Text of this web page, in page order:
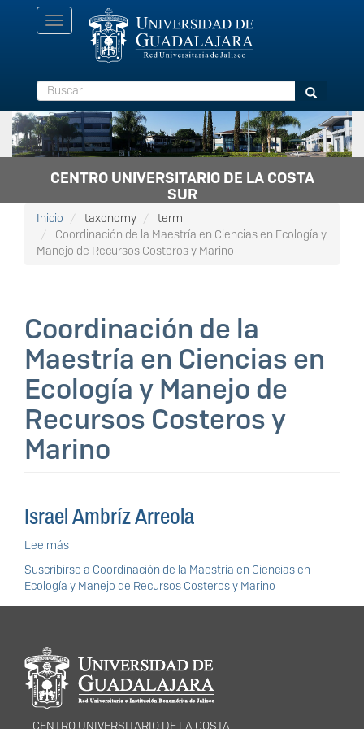
Toggle
navigation
Buscar Buscar
CENTRO UNIVERSITARIO DE LA COSTA
SUR
Inicio taxonomy
term
Coordinación de la Maestría en Ciencias en Ecología y
Manejo de Recursos Costeros y Marino
Coordinación de la
Maestría en Ciencias en
Ecología y Manejo de
Recursos Costeros y
Marino
Israel Ambríz Arreola
Lee más
Ambríz
Arreola
Suscribirse a Coordinación de la Maestría en Ciencias en
Ecología y Manejo de Recursos Costeros y Marino
Información del
portal
CENTRO UNIVERSITARIO DE LA COSTA